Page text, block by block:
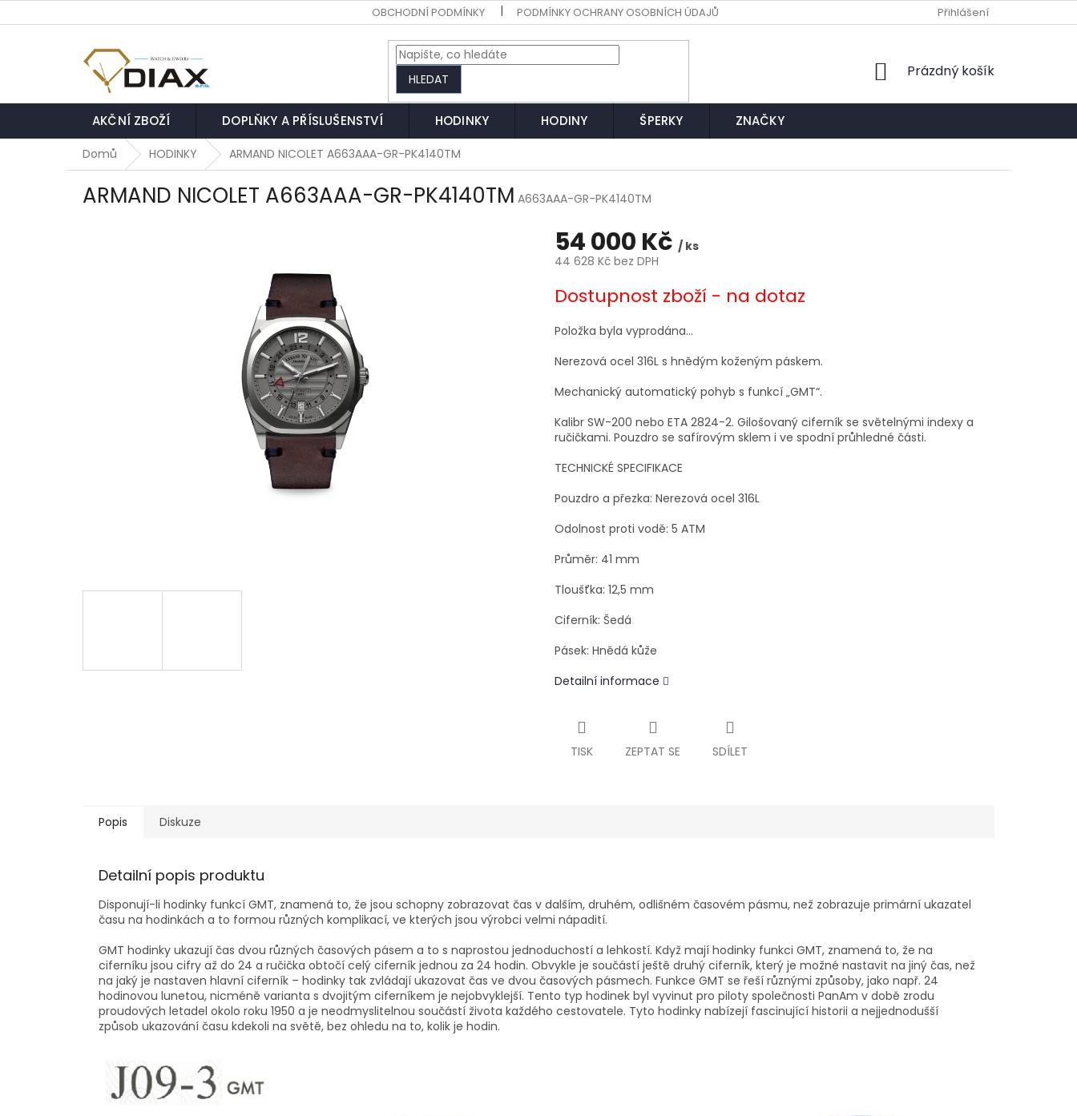
na
OBCHODNÍ PODMÍNKY PODMÍNKY OCHRANY OSOBNÍCH ÚDAJŮ EXPEDIČNÍ A KONTAKTNÍ MÍSTO
Přihlášení
HLEDAT
NÁKUPNÍ
Prázdný košík
AKČNÍ ZBOŽÍ DOPLŇKY A PŘÍSLUŠENSTVÍ HODINKY HODINY ŠPERKY ZNAČKY
Domů HODINKY ARMAND NICOLET A663AAA-GR-PK4140TM
ARMAND NICOLET A663AAA-GR-PK4140TM A663AAA-GR-PK4140TM
54 000 Kč / ks
44 628 Kč bez DPH
cena:
Dostupnost zboží - na dotaz
Položka byla vyprodána…
Nerezová ocel 316L s hnědým koženým páskem.
Mechanický automatický pohyb s funkcí „GMT“.
Kalibr SW-200 nebo ETA 2824-2. Gilošovaný ciferník se světelnými indexy a
ručičkami. Pouzdro se safírovým sklem i ve spodní průhledné části.
TECHNICKÉ SPECIFIKACE
Pouzdro a přezka: Nerezová ocel 316L
Odolnost proti vodě: 5 ATM
Průměr: 41 mm
Tloušťka: 12,5 mm
Ciferník: Šedá
Pásek: Hnědá kůže
Detailní informace
TISK ZEPTAT SE SDÍLET
Popis Diskuze
Detailní popis produktu
Disponují-li hodinky funkcí GMT, znamená to, že jsou schopny zobrazovat čas v dalším, druhém, odlišném časovém pásmu, než zobrazuje primární ukazatel
času na hodinkách a to formou různých komplikací, ve kterých jsou výrobci velmi nápadití.
GMT hodinky ukazují čas dvou různých časových pásem a to s naprostou jednoduchostí a lehkostí. Když mají hodinky funkci GMT, znamená to, že na
ciferníku jsou cifry až do 24 a ručička obtočí celý ciferník jednou za 24 hodin. Obvykle je součástí ještě druhý ciferník, který je možné nastavit na jiný čas, než
na jaký je nastaven hlavní ciferník – hodinky tak zvládají ukazovat čas ve dvou časových pásmech. Funkce GMT se řeší různými způsoby, jako např. 24
hodinovou lunetou, nicméně varianta s dvojitým ciferníkem je nejobvyklejší. Tento typ hodinek byl vyvinut pro piloty společnosti PanAm v době zrodu
proudových letadel okolo roku 1950 a je neodmyslitelnou součástí života každého cestovatele. Tyto hodinky nabízejí fascinující historii a nejjednodušší
způsob ukazování času kdekoli na světě, bez ohledu na to, kolik je hodin.